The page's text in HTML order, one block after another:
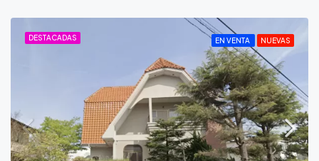
DESTACADAS EN VENTA NUEVAS